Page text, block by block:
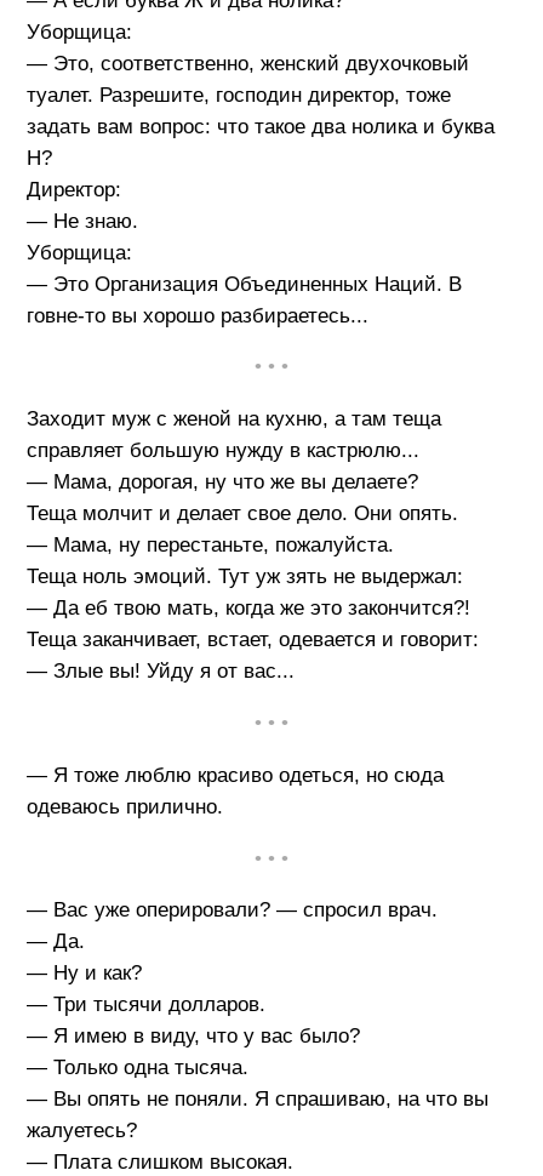
Уборщица:
— Это, соответственно, женский двухочковый
туалет. Разрешите, господин директор, тоже
задать вам вопрос: что такое два нолика и буква
Н?
Директор:
— Не знаю.
Уборщица:
— Это Организация Объединенных Наций. В
говне-то вы хорошо разбираетесь...
• • •
Заходит муж с женой на кухню, а там теща
справляет большую нужду в кастрюлю...
— Мама, дорогая, ну что же вы делаете?
Теща молчит и делает свое дело. Они опять.
— Мама, ну перестаньте, пожалуйста.
Теща ноль эмоций. Тут уж зять не выдержал:
— Да еб твою мать, когда же это закончится?!
Теща заканчивает, встает, одевается и говорит:
— Злые вы! Уйду я от вас...
• • •
— Я тоже люблю красиво одеться, но сюда
одеваюсь прилично.
• • •
— Вас уже оперировали? — спросил врач.
— Да.
— Ну и как?
— Три тысячи долларов.
— Я имею в виду, что у вас было?
— Только одна тысяча.
— Вы опять не поняли. Я спрашиваю, на что вы
жалуетесь?
— Плата слишком высокая.